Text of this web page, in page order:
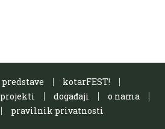
predstave
kotarFEST!
projekti događaji
o nama
pravilnik privatnosti